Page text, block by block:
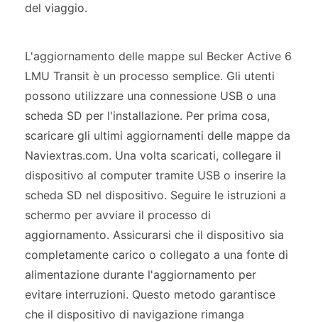
del viaggio.
L'aggiornamento delle mappe sul Becker Active 6
LMU Transit è un processo semplice. Gli utenti
possono utilizzare una connessione USB o una
scheda SD per l'installazione. Per prima cosa,
scaricare gli ultimi aggiornamenti delle mappe da
Naviextras.com. Una volta scaricati, collegare il
dispositivo al computer tramite USB o inserire la
scheda SD nel dispositivo. Seguire le istruzioni a
schermo per avviare il processo di
aggiornamento. Assicurarsi che il dispositivo sia
completamente carico o collegato a una fonte di
alimentazione durante l'aggiornamento per
evitare interruzioni. Questo metodo garantisce
che il dispositivo di navigazione rimanga